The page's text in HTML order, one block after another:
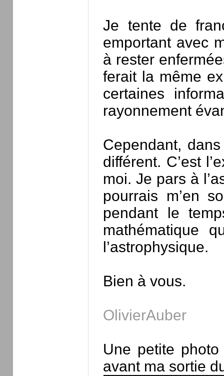
Je tente de
emportant avec
à rester
ferait la même
certaines
rayonnement
Cependant,
différent. C’est
moi. Je pars à
pourrais m’en
pendant le
mathématique
l’astrophysique.
Bien à vous.
OlivierAuber
Une petite
avant ma sortie